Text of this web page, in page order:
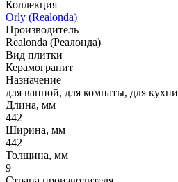
Коллекция
Orly (Realonda)
Производитель
Realonda (Реалонда)
Вид плитки
Керамогранит
Назначение
для ванной, для комнаты, для кухни
Длина, мм
442
Ширина, мм
442
Толщина, мм
9